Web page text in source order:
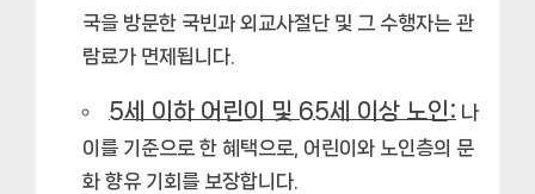
국을 방문한 국빈과 외교사절단 및 그 수행자는 관
람료가 면제됩니다.
5세 이하 어린이 및 65세 이상 노인: 나
이를 기준으로 한 혜택으로, 어린이와 노인층의 문
화 향유 기회를 보장합니다.